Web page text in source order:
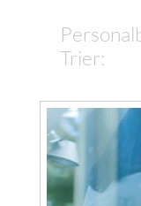
Trier: